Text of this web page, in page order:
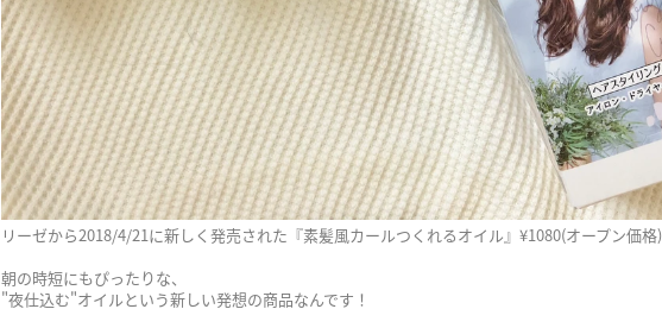
リーゼから2018/4/21に新しく発売された『素髪風カールつくれるオイル』¥1080(オープン価格)
朝の時短にもぴったりな、
"夜仕込む"オイルという新しい発想の商品なんです！